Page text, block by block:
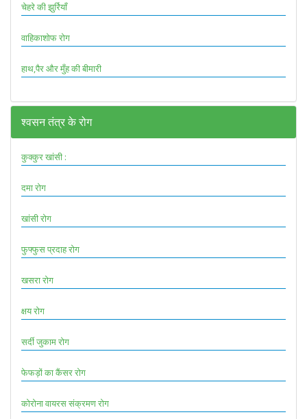
चेहरे की झुर्रियाँ
वाहिकाशोफ रोग
हाथ,पैर और मुँह की बीमारी
श्वसन तंत्र के रोग
कुक्कुर खांसी :
दमा रोग
खांसी रोग
फुफ्फुस प्रदाह रोग
खसरा रोग
क्षय रोग
सर्दी जुकाम रोग
फेफड़ों का कैंसर रोग
कोरोना वायरस संक्रमण रोग